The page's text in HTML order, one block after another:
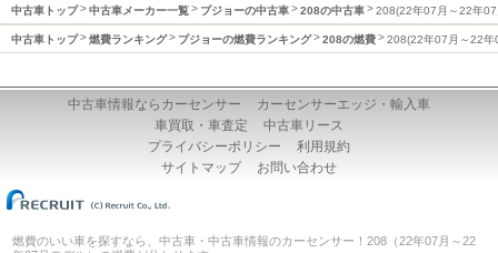
中古車トップ 中古車メーカー一覧 プジョーの中古車 208の中古車 208(22年07月～22年07
中古車トップ 燃費ランキング プジョーの燃費ランキング 208の燃費 208(22年07月～22年
中古車情報ならカーセンサー
カーセンサーエッジ・輸入車
車買取・車査定
中古車リース
プライバシーポリシー
利用規約
サイトマップ
お問い合わせ
燃費のいい車を探すなら、中古車・中古車情報のカーセンサー！208（22年07月～22